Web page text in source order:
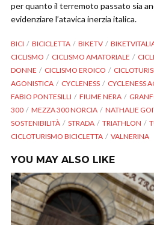
per quanto il terremoto passato sia
evidenziare l’atavica inerzia italica.
BICI BICICLETTA BIKETV
CICLISMO
CICLISMO AMATORIALE
DONNE
CICLISMO EROICO
AGONISTICA
CYCLENESS CYCLENESS
FABIO PONTESILLI
FIUME NERA
300
MEZZA 300 NORCIA NATHALIE
SOSTENIBILITÀ
STRADA TRIATHLON
CICLOTURISMO BICICLETTA
VALNERINA
YOU MAY ALSO LIKE